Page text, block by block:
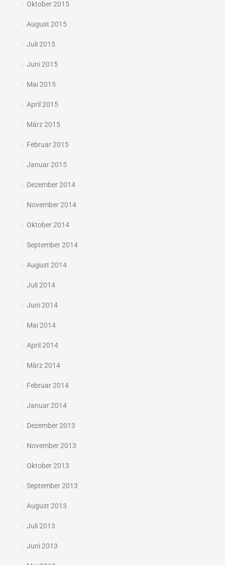
Oktober 2015
August 2015
Juli 2015
Juni 2015
Mai 2015
April 2015
März 2015
Februar 2015
Januar 2015
Dezember 2014
November 2014
Oktober 2014
September 2014
August 2014
Juli 2014
Juni 2014
Mai 2014
April 2014
März 2014
Februar 2014
Januar 2014
Dezember 2013
November 2013
Oktober 2013
September 2013
August 2013
Juli 2013
Juni 2013